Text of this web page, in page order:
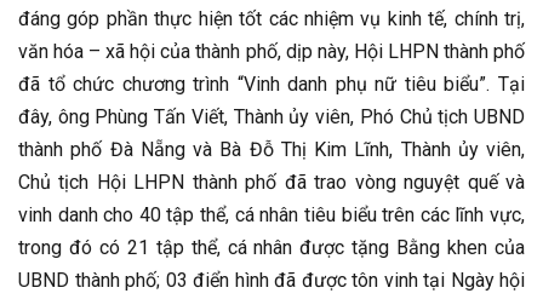
đáng góp phần thực hiện tốt các nhiệm vụ kinh tế, chính trị,
văn hóa – xã hội của thành phố, dịp này, Hội LHPN thành phố
đã tổ chức chương trình “Vinh danh phụ nữ tiêu biểu”. Tại
đây, ông Phùng Tấn Viết, Thành ủy viên, Phó Chủ tịch UBND
thành phố Đà Nẵng và Bà Đỗ Thị Kim Lĩnh, Thành ủy viên,
Chủ tịch Hội LHPN thành phố đã trao vòng nguyệt quế và
vinh danh cho 40 tập thể, cá nhân tiêu biểu trên các lĩnh vực,
trong đó có 21 tập thể, cá nhân được tặng Bằng khen của
UBND thành phố; 03 điển hình đã được tôn vinh tại Ngày hội